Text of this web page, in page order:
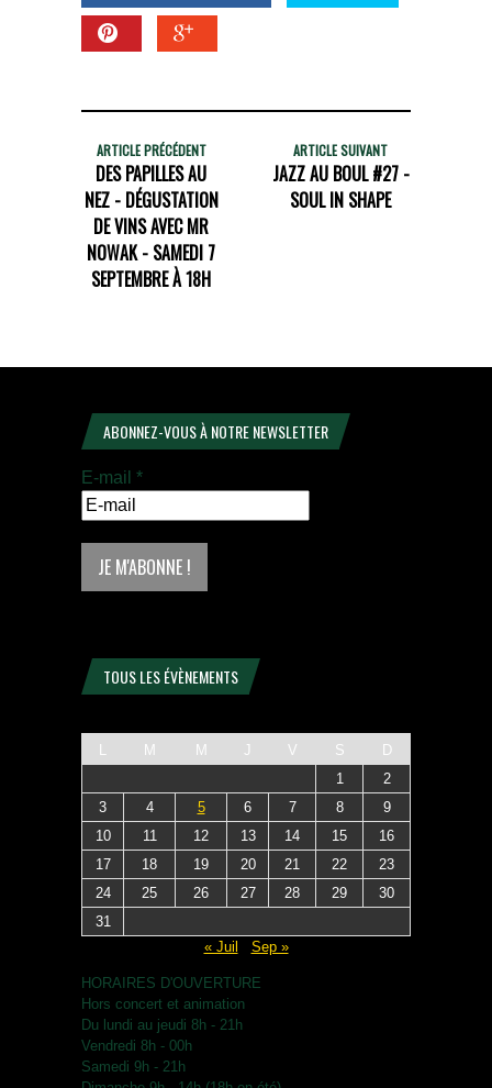
ARTICLE PRÉCÉDENT
DES PAPILLES AU
NEZ - DÉGUSTATION
DE VINS AVEC MR
NOWAK - SAMEDI 7
SEPTEMBRE À 18H
ARTICLE SUIVANT
JAZZ AU BOUL #27 -
SOUL IN SHAPE
ABONNEZ-VOUS À NOTRE NEWSLETTER
E-mail *
TOUS LES ÉVÈNEMENTS
L M M J V S
D
1
2
3
4 5 6 7 8
9
10
11 12 13 14 15
16
17
18 19 20 21 22
23
24
25 26 27 28 29
30
31
« Juil
Sep »
HORAIRES D'OUVERTURE
Hors concert et animation
Du lundi au jeudi 8h - 21h
Vendredi 8h - 00h
Samedi 9h - 21h